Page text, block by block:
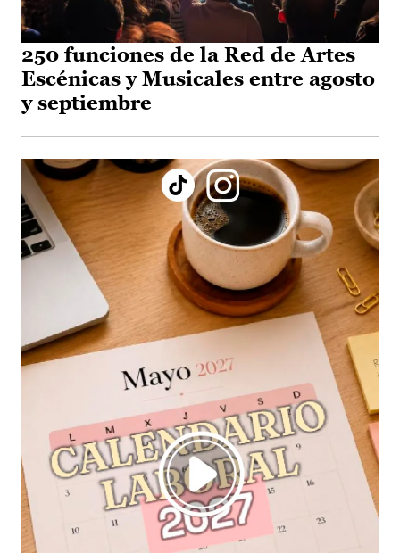
250 funciones de la Red de Artes
Escénicas y Musicales entre agosto
y septiembre